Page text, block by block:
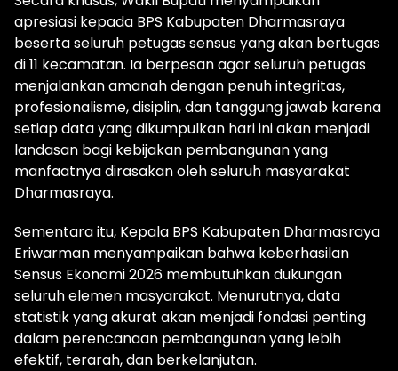
apresiasi kepada BPS Kabupaten Dharmasraya
beserta seluruh petugas sensus yang akan bertugas
di 11 kecamatan. Ia berpesan agar seluruh petugas
menjalankan amanah dengan penuh integritas,
profesionalisme, disiplin, dan tanggung jawab karena
setiap data yang dikumpulkan hari ini akan menjadi
landasan bagi kebijakan pembangunan yang
manfaatnya dirasakan oleh seluruh masyarakat
Dharmasraya.
Sementara itu, Kepala BPS Kabupaten Dharmasraya
Eriwarman menyampaikan bahwa keberhasilan
Sensus Ekonomi 2026 membutuhkan dukungan
seluruh elemen masyarakat. Menurutnya, data
statistik yang akurat akan menjadi fondasi penting
dalam perencanaan pembangunan yang lebih
efektif, terarah, dan berkelanjutan.